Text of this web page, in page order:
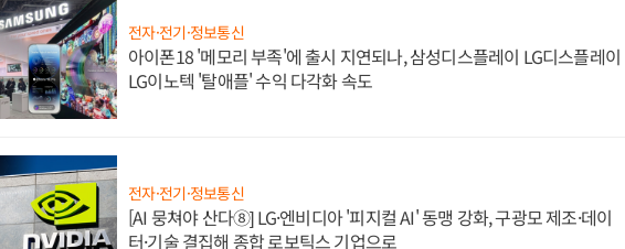
전자·전기·정보통신
아이폰18 '메모리 부족'에 출시 지연되나, 삼성디스플레이 LG디스플레이
LG이노텍 '탈애플' 수익 다각화 속도
전자·전기·정보통신
[AI 뭉쳐야 산다⑧] LG·엔비디아 '피지컬 AI' 동맹 강화, 구광모 제조·데이
터·기술 결집해 종합 로보틱스 기업으로